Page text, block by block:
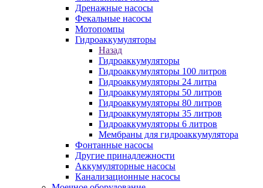
Дренажные насосы
Фекальные насосы
Мотопомпы
Гидроаккумуляторы
Назад
Гидроаккумуляторы
Гидроаккумуляторы 100 литров
Гидроаккумуляторы 24 литра
Гидроаккумуляторы 50 литров
Гидроаккумуляторы 80 литров
Гидроаккумуляторы 35 литров
Гидроаккумуляторы 6 литров
Мембраны для гидроаккумулятора
Фонтанные насосы
Другие принадлежности
Аккумуляторные насосы
Канализационные насосы